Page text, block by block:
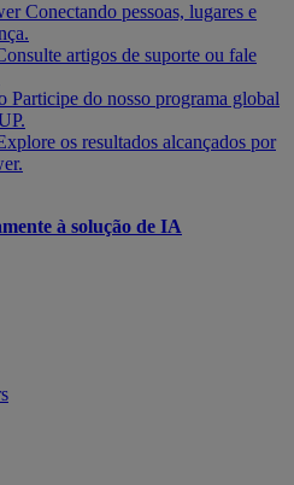
Conectando pessoas, lugares e
artigos de suporte ou fale
Participe do nosso programa global
os resultados alcançados por
à solução de IA